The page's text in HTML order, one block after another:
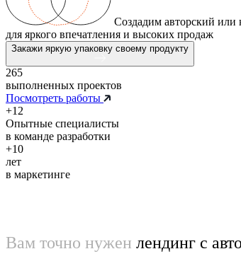
Создадим авторский или
для яркого впечатления и высоких продаж
Закажи яркую упаковку своему продукту
265
выполненных проектов
Посмотреть работы
+12
Опытные специалисты
в команде разработки
+10
лет
в маркетинге
Вам точно нужен лендинг с